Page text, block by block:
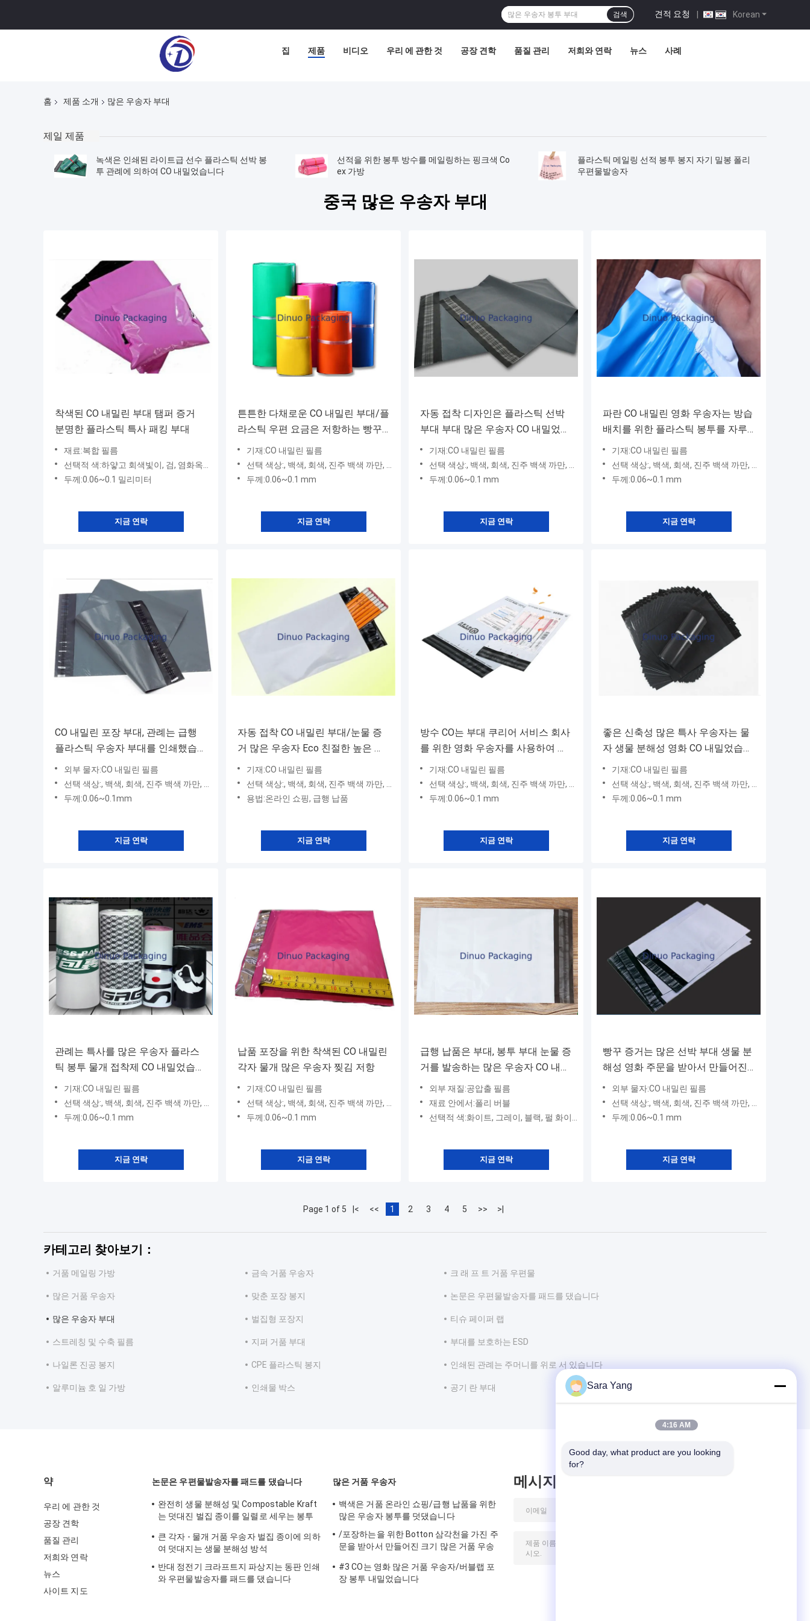
Korean
견적 요청 |
검색
집 제품 비디오 우리 에 관한 것 공장 견학 품질 관리 저희와 연락 뉴스 사례
홈 제품 소개 많은 우송자 부대
제일 제품
녹색은 인쇄된 라이트급 선수 플라스틱 선박 봉
투 관례에 의하여 CO 내밀었습니다
선적을 위한 봉투 방수를 메일링하는 핑크색 Co
ex 가방
플라스틱 메일링 선적 봉투 봉지 자기 밀봉 폴리
우편물발송자
중국 많은 우송자 부대
착색된 CO 내밀린 부대 탬퍼 증거
분명한 플라스틱 특사 패킹 부대
재료:복합 필름
선택적 색:하얗고 회색빛이, 검, 염화옥시 비스무트, 빨갛, 녹색입니다
두께:0.06~0.1 밀리미터
지금 연락
튼튼한 다채로운 CO 내밀린 부대/플
라스틱 우편 요금은 저항하는 빵꾸
를 자루에 넣습니다
기재:CO 내밀린 필름
선택 색상:, 백색, 회색, 진주 백색 까만, 녹색 빨강
두께:0.06~0.1 mm
지금 연락
자동 접착 디자인은 플라스틱 선박
부대 부대 많은 우송자 CO 내밀었습
니다
기재:CO 내밀린 필름
선택 색상:, 백색, 회색, 진주 백색 까만, 녹색 빨강
두께:0.06~0.1 mm
지금 연락
파란 CO 내밀린 영화 우송자는 방습
배치를 위한 플라스틱 봉투를 자루
에 넣습니다
기재:CO 내밀린 필름
선택 색상:, 백색, 회색, 진주 백색 까만, 녹색 빨강
두께:0.06~0.1 mm
지금 연락
CO 내밀린 포장 부대, 관례는 급행
플라스틱 우송자 부대를 인쇄했습니
외부 물자:CO 내밀린 필름
선택 색상:, 백색, 회색, 진주 백색 까만, 녹색 빨강
두께:0.06~0.1mm
지금 연락
자동 접착 CO 내밀린 부대/눈물 증
거 많은 우송자 Eco 친절한 높은 신
축성
기재:CO 내밀린 필름
선택 색상:, 백색, 회색, 진주 백색 까만, 녹색 빨강
용법:온라인 쇼핑, 급행 납품
지금 연락
방수 CO는 부대 쿠리어 서비스 회사
를 위한 영화 우송자를 사용하여 내
밀었습니다
기재:CO 내밀린 필름
선택 색상:, 백색, 회색, 진주 백색 까만, 녹색 빨강
두께:0.06~0.1 mm
지금 연락
좋은 신축성 많은 특사 우송자는 물
자 생물 분해성 영화 CO 내밀었습니
기재:CO 내밀린 필름
선택 색상:, 백색, 회색, 진주 백색 까만, 녹색 빨강
두께:0.06~0.1 mm
지금 연락
관례는 특사를 많은 우송자 플라스
틱 봉투 물개 접착제 CO 내밀었습니
다 부대 인쇄했습니다
기재:CO 내밀린 필름
선택 색상:, 백색, 회색, 진주 백색 까만, 녹색 빨강
두께:0.06~0.1 mm
지금 연락
납품 포장을 위한 착색된 CO 내밀린
각자 물개 많은 우송자 찢김 저항
기재:CO 내밀린 필름
선택 색상:, 백색, 회색, 진주 백색 까만, 녹색 빨강
두께:0.06~0.1 mm
지금 연락
급행 납품은 부대, 봉투 부대 눈물 증
거를 발송하는 많은 우송자 CO 내밀
었습니다
외부 재질:공압출 필름
재료 안에서:폴리 버블
선택적 색:화이트, 그레이, 블랙, 펄 화이트, 레드, 그린
지금 연락
빵꾸 증거는 많은 선박 부대 생물 분
해성 영화 주문을 받아서 만들어진
CO 내밀었습니다
외부 물자:CO 내밀린 필름
선택 색상:, 백색, 회색, 진주 백색 까만, 녹색 빨강
두께:0.06~0.1 mm
지금 연락
Page 1 of 5 |< << 1 2 3 4 5 >> >|
카테고리 찾아보기：
거품 메일링 가방 금속 거품 우송자 크 래 프 트 거품 우편물
많은 거품 우송자 맞춘 포장 봉지 논문은 우편물발송자를 패드를 댔습니다
많은 우송자 부대 벌집형 포장지 티슈 페이퍼 랩
스트레칭 및 수축 필름 지퍼 거품 부대 부대를 보호하는 ESD
나일론 진공 봉지 CPE 플라스틱 봉지 인쇄된 관례는 주머니를 위로 서 있습니다
알루미늄 호 일 가방 인쇄물 박스 공기 란 부대
약
우리 에 관한 것
공장 견학
품질 관리
저희와 연락
뉴스
사이트 지도
논문은 우편물발송자를 패드를 댔습니다
완전히 생물 분해성 및 Compostable Kraft
는 덧대진 벌집 종이를 일렬로 세우는 봉투
큰 각자 - 물개 거품 우송자 벌집 종이에 의하
여 덧대지는 생물 분해성 방석
반대 정전기 크라프트지 파상지는 동판 인쇄
와 우편물발송자를 패드를 댔습니다
많은 거품 우송자
백색은 거품 온라인 쇼핑/급행 납품을 위한
많은 우송자 봉투를 덧댔습니다
/포장하는을 위한 Botton 삼각천을 가진 주
문을 받아서 만들어진 크기 많은 거품 우송
#3 CO는 영화 많은 거품 우송자/버블랩 포
장 봉투 내밀었습니다
메시지를 남겨주세요
Sara Yang
4:16 AM
Good day, what product are you looking
for?